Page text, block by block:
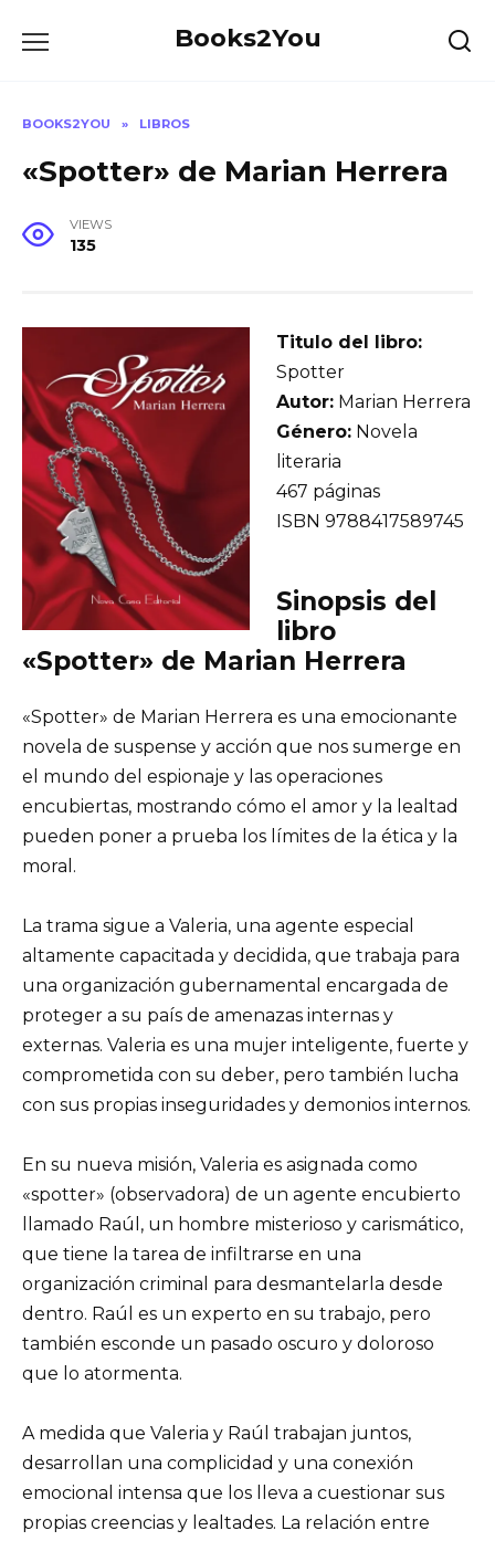
Books2You
BOOKS2YOU » LIBROS
«Spotter» de Marian Herrera
VIEWS
135
Titulo del libro:
Spotter
Autor: Marian Herrera
Género: Novela
literaria
467 páginas
ISBN 9788417589745
Sinopsis del
libro
«Spotter» de Marian Herrera
«Spotter» de Marian Herrera es una emocionante
novela de suspense y acción que nos sumerge en
el mundo del espionaje y las operaciones
encubiertas, mostrando cómo el amor y la lealtad
pueden poner a prueba los límites de la ética y la
moral.
La trama sigue a Valeria, una agente especial
altamente capacitada y decidida, que trabaja para
una organización gubernamental encargada de
proteger a su país de amenazas internas y
externas. Valeria es una mujer inteligente, fuerte y
comprometida con su deber, pero también lucha
con sus propias inseguridades y demonios internos.
En su nueva misión, Valeria es asignada como
«spotter» (observadora) de un agente encubierto
llamado Raúl, un hombre misterioso y carismático,
que tiene la tarea de infiltrarse en una
organización criminal para desmantelarla desde
dentro. Raúl es un experto en su trabajo, pero
también esconde un pasado oscuro y doloroso
que lo atormenta.
A medida que Valeria y Raúl trabajan juntos,
desarrollan una complicidad y una conexión
emocional intensa que los lleva a cuestionar sus
propias creencias y lealtades. La relación entre